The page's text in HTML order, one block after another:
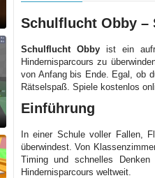
Schulflucht Obby –
Schulflucht Obbyist ein
Hindernisparcours zu
von Anfang bis Ende. Egal, ob
Rätselspaß. Spiele kostenlos
Einführung
In einer Schule voller Fallen,
überwindest. Von
Timing und schnelles
Hindernisparcours weltweit.